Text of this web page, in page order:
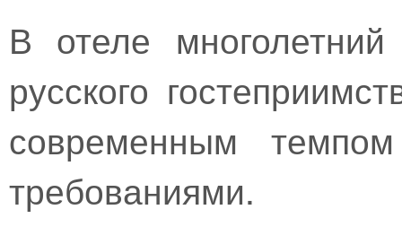
В отеле
русского
современным
требованиями.